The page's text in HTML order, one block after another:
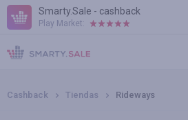
Smarty.Sale - cashback
Play Market:
AYUDA
TÉRMINOS DE USO
Cashback Tiendas Rideways